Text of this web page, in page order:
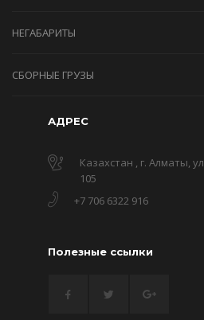
НЕГАБАРИТЫ
СБОРНЫЕ ГРУЗЫ
АДРЕС
Казахстан , г. Алматы,
105
+7 706 6322 916
Полезные ссылки